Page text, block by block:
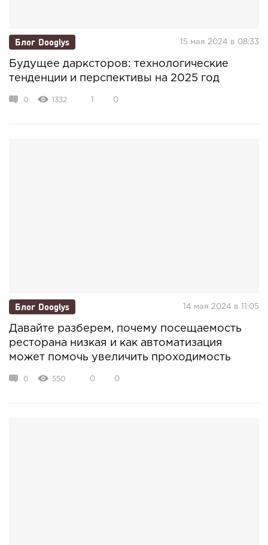
Блог Dooglys 15 мая 2024 в 08:33
Будущее дарксторов: технологические
тенденции и перспективы на 2025 год
0 1332 0
Блог Dooglys 14 мая 2024 в 11:05
Давайте разберем, почему посещаемость
ресторана низкая и как автоматизация
может помочь увеличить проходимость
0 550 0 0